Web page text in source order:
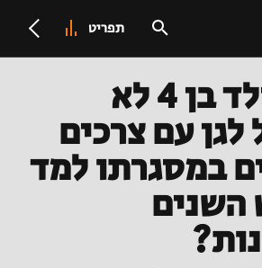
תפריט
מדוע ילד בן 4 לא
עם צרכים
במסגרתו למד
השנים